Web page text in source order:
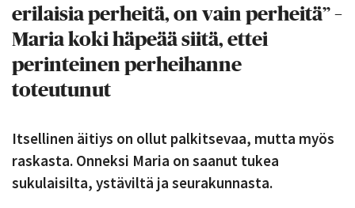
erilaisia perheitä, on vain perheitä” –
Maria koki häpeää siitä, ettei
perinteinen perheihanne
toteutunut
Itsellinen äitiys on ollut palkitsevaa, mutta myös
raskasta. Onneksi Maria on saanut tukea
sukulaisilta, ystäviltä ja seurakunnasta.